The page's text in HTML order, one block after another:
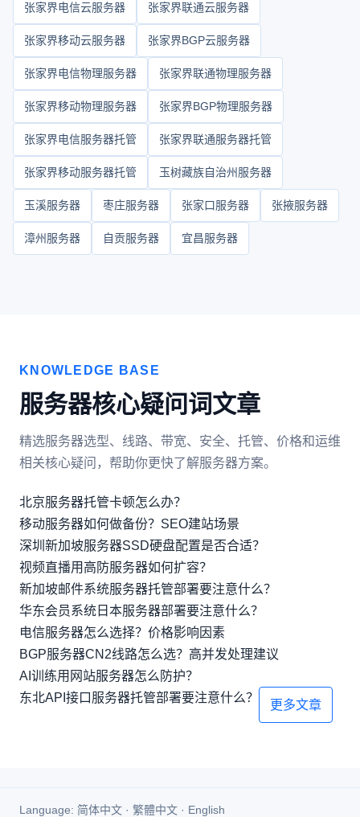
张家界电信云服务器 张家界联通云服务器
张家界移动云服务器 张家界BGP云服务器
张家界电信物理服务器 张家界联通物理服务器
张家界移动物理服务器 张家界BGP物理服务器
张家界电信服务器托管 张家界联通服务器托管
张家界移动服务器托管 玉树藏族自治州服务器
玉溪服务器 枣庄服务器 张家口服务器 张掖服务器
漳州服务器 自贡服务器 宜昌服务器
KNOWLEDGE BASE
服务器核心疑问词文章
精选服务器选型、线路、带宽、安全、托管、价格和运维
相关核心疑问，帮助你更快了解服务器方案。
北京服务器托管卡顿怎么办？
移动服务器如何做备份？SEO建站场景
深圳新加坡服务器SSD硬盘配置是否合适？
视频直播用高防服务器如何扩容？
新加坡邮件系统服务器托管部署要注意什么？
华东会员系统日本服务器部署要注意什么？
电信服务器怎么选择？价格影响因素
BGP服务器CN2线路怎么选？高并发处理建议
AI训练用网站服务器怎么防护？
东北API接口服务器托管部署要注意什么？
更多文章
Language: 简体中文 · 繁體中文 · English